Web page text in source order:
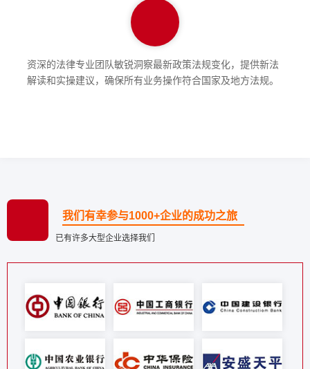
资深的法律专业团队敏锐洞察最新政策法规变化，提供新法
解读和实操建议，确保所有业务操作符合国家及地方法规。
我们有幸参与1000+企业的成功之旅
已有许多大型企业选择我们